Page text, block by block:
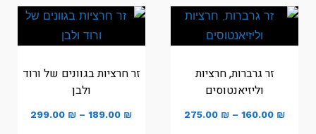
⁦300.00 ₪⁩
זר גרברות, חרציות
וליזיאנטוסים
160.00 ₪
–
275.00 ₪
טווח
זר חרציות בגוונים של ורוד
ולבן
189.00 ₪
–
299.00 ₪
טווח